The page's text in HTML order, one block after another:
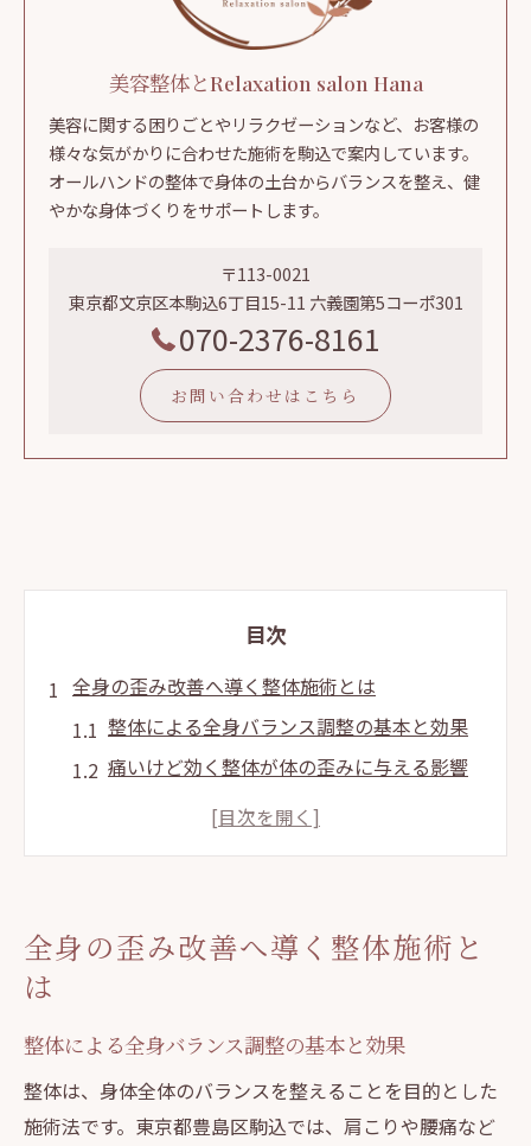
美容整体とRelaxation salon Hana
美容に関する困りごとやリラクゼーションなど、お客様の
様々な気がかりに合わせた施術を駒込で案内しています。
オールハンドの整体で身体の土台からバランスを整え、健
やかな身体づくりをサポートします。
〒113-0021
東京都文京区本駒込6丁目15-11 六義園第5コーポ301
070-2376-8161
お問い合わせはこちら
目次
全身の歪み改善へ導く整体施術とは
整体による全身バランス調整の基本と効果
痛いけど効く整体が体の歪みに与える影響
駒込の整体で得られる歪み改善体験談
美容整体で小顔と健康を同時に実現
美容整体による小顔矯正の仕組みと流れ
駒込の美容整体を選ぶ際のチェック項目
小顔矯正で期待できる美と健康の変化
口コミ評価が高い美容整体の特徴とは
全身の歪み改善へ導く整体施術と
は
整体による全身バランス調整の基本と効果
整体は、身体全体のバランスを整えることを目的とした
施術法です。東京都豊島区駒込では、肩こりや腰痛など